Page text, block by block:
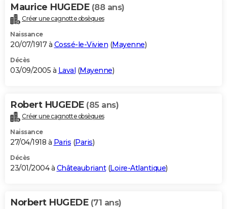
Maurice HUGEDE (88 ans)
Créer une cagnotte obsèques
Naissance
20/07/1917 à Cossé-le-Vivien (Mayenne)
Décès
03/09/2005 à Laval (Mayenne)
Robert HUGEDE (85 ans)
Créer une cagnotte obsèques
Naissance
27/04/1918 à Paris (Paris)
Décès
23/01/2004 à Châteaubriant(Loire-Atlantique)
Norbert HUGEDE (71 ans)